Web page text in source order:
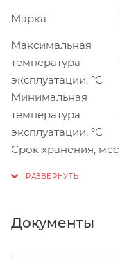
Марка
Максимальная
температура
эксплуатации, °C
Минимальная
температура
эксплуатации, °C
Срок хранения, мес
Документы